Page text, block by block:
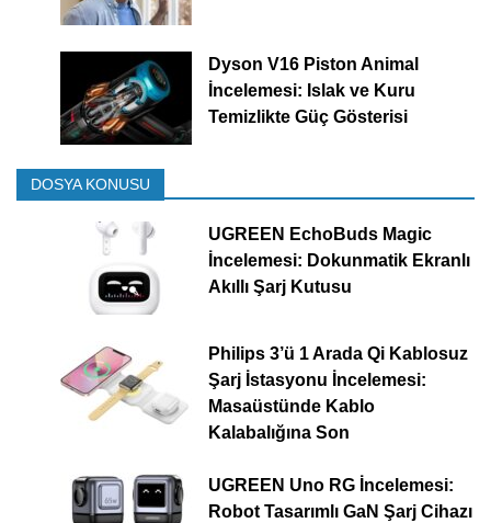
Dyson V16 Piston Animal
İncelemesi: Islak ve Kuru
Temizlikte Güç Gösterisi
DOSYA KONUSU
UGREEN EchoBuds Magic
İncelemesi: Dokunmatik Ekranlı
Akıllı Şarj Kutusu
Philips 3’ü 1 Arada Qi Kablosuz
Şarj İstasyonu İncelemesi:
Masaüstünde Kablo
Kalabalığına Son
UGREEN Uno RG İncelemesi:
Robot Tasarımlı GaN Şarj Cihazı